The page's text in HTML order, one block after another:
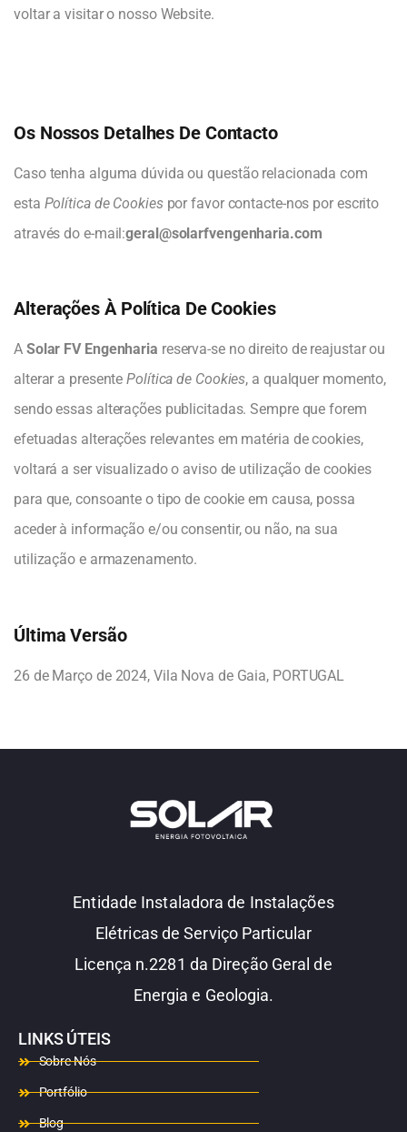
voltar a visitar o nosso Website.
Os Nossos Detalhes De Contacto
Caso tenha alguma dúvida ou questão relacionada com
esta Política de Cookiespor favor contacte-nos por escrito
através do e-mail:geral@solarfvengenharia.com
Alterações À Política De Cookies
A Solar FV Engenharia reserva-se no direito de reajustar ou
alterar a presentePolítica de Cookies, a qualquer momento,
sendo essas alterações publicitadas. Sempre que forem
efetuadas alterações relevantes em matéria de cookies,
voltará a ser visualizado o aviso de utilização de cookies
para que, consoante o tipo de cookie em causa, possa
aceder à informação e/ou consentir, ou não, na sua
utilização e armazenamento.
Última Versão
26 de Março de 2024, Vila Nova de Gaia, PORTUGAL
Entidade Instaladora de Instalações
Elétricas de Serviço Particular
Licença n.2281 da Direção Geral de
Energia e Geologia.
LINKS ÚTEIS
Sobre Nós
Portfólio
Blog